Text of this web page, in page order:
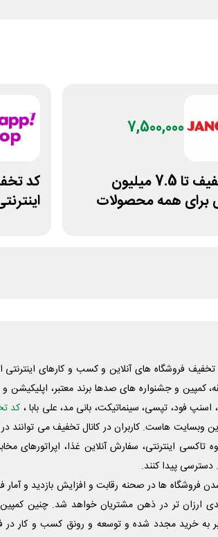
7,500,000
کد تخفیف تا 7.5 میلیون
برای همه محصولات
فروشگاه های آنلاین و کسب و‌ کارهای
و جشنواره های صدها برند معتبر، اپلیکیشن و
، اسنپ فود، تپسی، سینماتیکت، بانی مد، علی‌ بابا ، کد
وبسایت ‌هاست. کاربران در کانال تخفیف می توانند در
اینترنتی، سفارش آنلاین غذا، اپراتورهای
پیدا کنند.
فروشگاه ها در صحنه رقابت و افزایش بازدید و
ارزان تر در ذهن مشتریان خواهد شد. چنین
به خرید مجدد شده و توسعه و رونق کسب و کار در